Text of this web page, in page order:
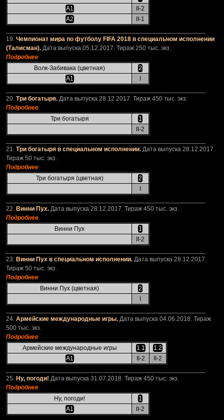
А1
II-2
А2
II-1
19. Чемпионат мира по футболу FIFA 2018 в специальном исполнении
(Талисман). Дата выпуска 05.12.2017. Тираж 250 тыс. экз.
Подробнее
Волк-Забивака (цветная)
2
А1
20. Три богатыря. Дата выпуска 28.12.2017. Тираж 450 тыс. экз.
Подробнее
Три богатыря
1
II-2
21. Три богатыря в специальном исполнении. Дата выпуска 28.12.2017.
Тираж 50 тыс. экз.
Подробнее
Три богатыря (цветная)
2
22. Винни Пух. Дата выпуска 28.12.2017. Тираж 450 тыс. экз.
Подробнее
Винни Пух
1
II-2
23. Винни Пух в специальном исполнении. Дата выпуска 28.12.2017.
Тираж 50 тыс. экз.
Подробнее
Винни Пух (цветная)
2
24. Армейские международные игры. Дата выпуска 04.06.2018. Тираж
500 тыс. экз.
Подробнее
Армейские международные игры
1.1
1.2
А1
II-2
II-2
25. Ну, погоди! Дата выпуска 31.07.2018. Тираж 450 тыс. экз.
Подробнее
Ну, погоди!
1
А1
II-2